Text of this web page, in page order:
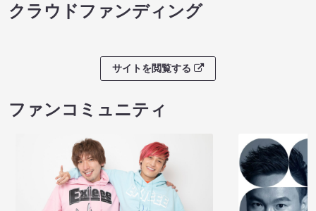
クラウドファンディング
サイトを閲覧する
ファンコミュニティ